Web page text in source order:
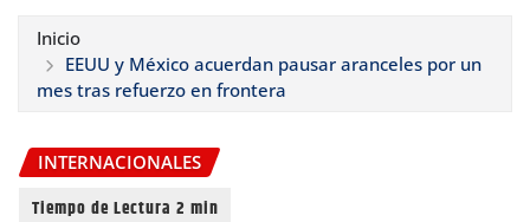
Inicio
EEUU y México acuerdan pausar aranceles por un
mes tras refuerzo en frontera
INTERNACIONALES